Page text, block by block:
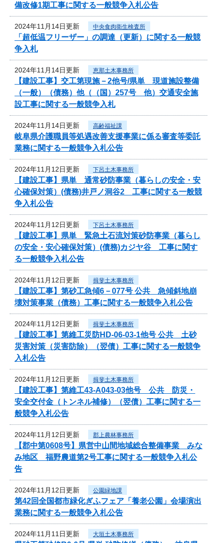
備改修1期工事に関する一般競争入札公告
2024年11月14日更新 中央食肉衛生検査所
「超低温フリーザー」の調達（更新）に関する一般競
争入札
2024年11月14日更新 恵那土木事務所
【建設工事】交工第現施－2他号/県単 現道施設整備
（一般）（債務）他（（国）257号 他）交通安全施
設工事に関する一般競争入札
2024年11月14日更新 高齢福祉課
岐阜県介護職員等処遇改善支援事業に係る審査等委託
業務に関する一般競争入札公告
2024年11月12日更新 下呂土木事務所
【建設工事】県単 通常砂防事業（暮らしの安全・安
心確保対策）(債務)井戸ノ洞谷2 工事に関する一般競
争入札公告
2024年11月12日更新 下呂土木事務所
【建設工事】県単 緊急土石流対策砂防事業（暮らし
の安全・安心確保対策）(債務)カジヤ谷 工事に関す
る一般競争入札公告
2024年11月12日更新 揖斐土木事務所
【建設工事】第砂工急傾6－077号 公共 急傾斜地崩
壊対策事業（債務）工事に関する一般競争入札公告
2024年11月12日更新 揖斐土木事務所
【建設工事】第維工災防HD-06-03-1他号 公共 土砂
災害対策（災害防除）（翌債）工事に関する一般競争
入札公告
2024年11月12日更新 揖斐土木事務所
【建設工事】第維工43-A043-03他号 公共 防災・
安全交付金（トンネル補修）（翌債）工事に関する一
般競争入札公告
2024年11月12日更新 郡上農林事務所
【郡中第0608号】県営中山間地域総合整備事業 みな
み地区 福野農道第2号工事に関する一般競争入札公
告
2024年11月12日更新 公園緑地課
第42回全国都市緑化ぎふフェア「養老公園」会場演出
業務に関する一般競争入札公告
2024年11月11日更新 大垣土木事務所